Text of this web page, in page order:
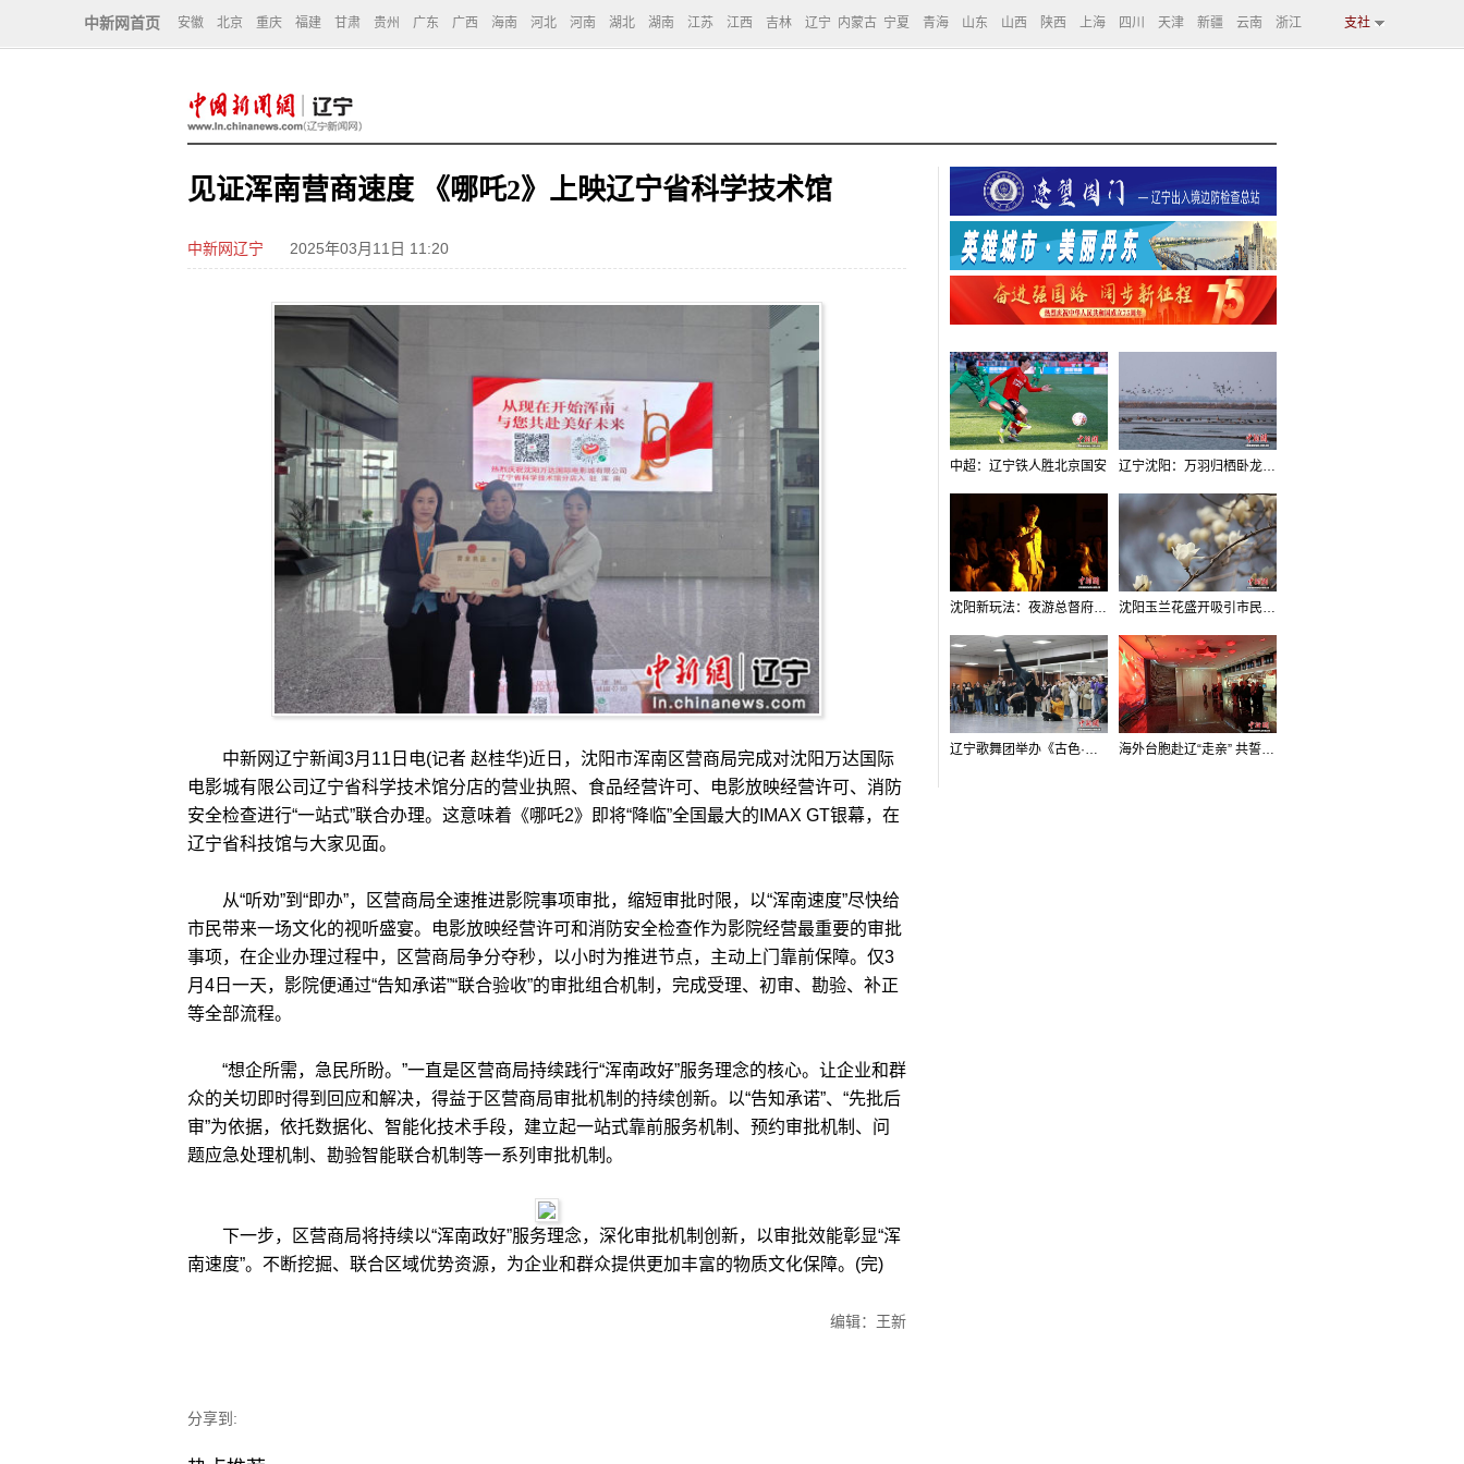
中新网首页 安徽 北京 重庆 福建 甘肃 贵州 广东 广西 海南 河北 河南 湖北 湖南 江苏 江西 吉林 辽宁 内蒙古 宁夏 青海 山东 山西 陕西 上海 四川 天津 新疆 云南 浙江 支社
见证浑南营商速度 《哪吒2》上映辽宁省科学技术馆
中新网辽宁 2025年03月11日 11:20
中新网辽宁新闻3月11日电(记者 赵桂华)近日，沈阳市浑南区营商局完成对沈阳万达国际
电影城有限公司辽宁省科学技术馆分店的营业执照、食品经营许可、电影放映经营许可、消防
安全检查进行“一站式”联合办理。这意味着《哪吒2》即将“降临”全国最大的IMAX GT银幕，在
辽宁省科技馆与大家见面。
从“听劝”到“即办”，区营商局全速推进影院事项审批，缩短审批时限，以“浑南速度”尽快给
市民带来一场文化的视听盛宴。电影放映经营许可和消防安全检查作为影院经营最重要的审批
事项，在企业办理过程中，区营商局争分夺秒，以小时为推进节点，主动上门靠前保障。仅3
月4日一天，影院便通过“告知承诺”“联合验收”的审批组合机制，完成受理、初审、勘验、补正
等全部流程。
“想企所需，急民所盼。”一直是区营商局持续践行“浑南政好”服务理念的核心。让企业和群
众的关切即时得到回应和解决，得益于区营商局审批机制的持续创新。以“告知承诺”、“先批后
审”为依据，依托数据化、智能化技术手段，建立起一站式靠前服务机制、预约审批机制、问
题应急处理机制、勘验智能联合机制等一系列审批机制。
下一步，区营商局将持续以“浑南政好”服务理念，深化审批机制创新，以审批效能彰显“浑
南速度”。不断挖掘、联合区域优势资源，为企业和群众提供更加丰富的物质文化保障。(完)
编辑：王新
分享到:
中超：辽宁铁人胜北京国安 辽宁沈阳：万羽归栖卧龙湖看群鸟齐飞
沈阳新玩法：夜游总督府，当一回“赴宴者” 沈阳玉兰花盛开吸引市民打卡
辽宁歌舞团举办《古色·国宝辽宁》排练开放日活动 海外台胞赴辽“走亲” 共誓“和平初心”